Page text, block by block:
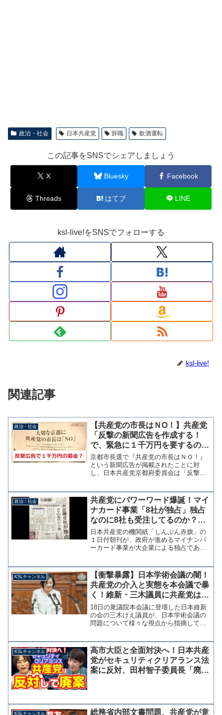
政治・社会 日本共産党 辞職 飲酒運転
この記事をSNSでシェアしましょう
X Bluesky Facebook
Threads はてブ LINE
ksl-live!をSNSでフォローする
ksl-live!
関連記事
政治・社会
【共産党の市長はＮO！】共産党
「反撃の新聞広告を作成する！
で、緊急に１千万円を要するので
募金をお願いします」
京都市長選で『共産党の市長はＮＯ！』
という新聞広告が掲載されたことに対
し、日本共産党京都府委員会は「反撃の
それに伴い緊急で１千万の募金を集める
という。「良識を疑う。ヘイ...
政治・社会
共産党にパワーワード爆誕！マイ
ナカード事業「8社が独占」独占
なのに8社も受注してるのか？と
ツッコミ殺到
日本共産党の機関紙「しんぶん赤旗」の
１日付朝刊が、政府が進めるマイナンバ
ーカード事業が大企業による独占であっ
になっていることにネット上でツッコミ
が殺到している。財界の...
KSLチャンネル
【衝撃暴露】日本学術会議の闇！
共産党の介入と実態を本会議で暴
く！維新・三木議員に共産党は猛
抗議も逆に煽り散らされる【KSL
チャンネル】
18日の衆議院本会議に登壇した日本維新
の会の三木けえ議員が、日本学術会議の
問題について様々な視点から指摘してい
飛びました。共産党は激しく反発し「事
実ではない」と抗議して...
KSLチャンネル
高市大臣と全面対決へ！日本共産
党がセキュリティクリアランス法
案に反対、田村智子委員長「廃案
KSLチャンネル 総務省内部文書問題、共産党が意